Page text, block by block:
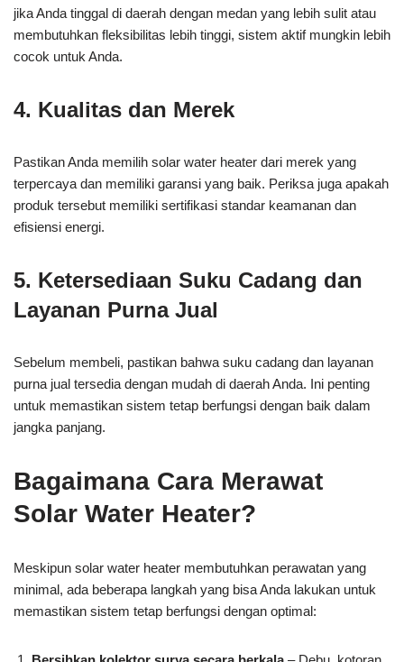
jika Anda tinggal di daerah dengan medan yang lebih sulit atau
membutuhkan fleksibilitas lebih tinggi, sistem aktif mungkin lebih
cocok untuk Anda.
4. Kualitas dan Merek
Pastikan Anda memilih solar water heater dari merek yang
terpercaya dan memiliki garansi yang baik. Periksa juga apakah
produk tersebut memiliki sertifikasi standar keamanan dan
efisiensi energi.
5. Ketersediaan Suku Cadang dan
Layanan Purna Jual
Sebelum membeli, pastikan bahwa suku cadang dan layanan
purna jual tersedia dengan mudah di daerah Anda. Ini penting
untuk memastikan sistem tetap berfungsi dengan baik dalam
jangka panjang.
Bagaimana Cara Merawat
Solar Water Heater?
Meskipun solar water heater membutuhkan perawatan yang
minimal, ada beberapa langkah yang bisa Anda lakukan untuk
memastikan sistem tetap berfungsi dengan optimal: